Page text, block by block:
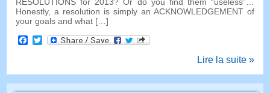
Honestly,a resolution is simply an ACKNOWLEDGEMENT of
your goals and what […]
Facebook
Twitter
Lire la suite »